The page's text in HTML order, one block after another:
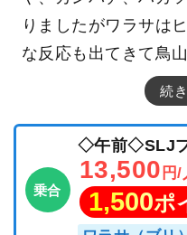
りましたがワラサは
な反応も出てきて鳥
続
乗合
◇午前◇SLJ
13,500 円/
1,500ポ